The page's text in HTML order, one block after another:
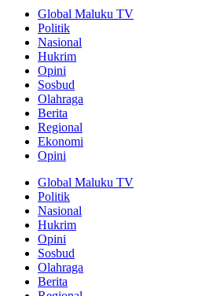
Global Maluku TV
Politik
Nasional
Hukrim
Opini
Sosbud
Olahraga
Berita
Regional
Ekonomi
Opini
Global Maluku TV
Politik
Nasional
Hukrim
Opini
Sosbud
Olahraga
Berita